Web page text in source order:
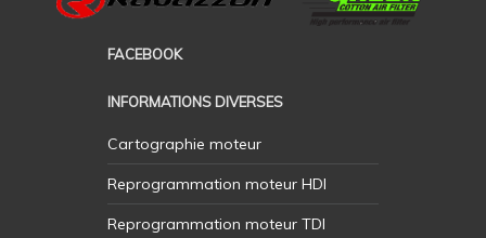
FACEBOOK
INFORMATIONS DIVERSES
Cartographie moteur
Reprogrammation moteur HDI
Reprogrammation moteur TDI